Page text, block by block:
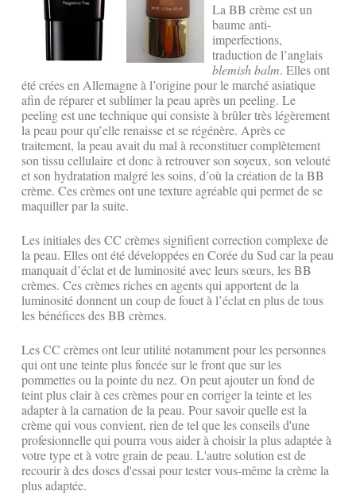
La BB crème est un
baume anti-
imperfections,
traduction de l’anglais
blemish balm. Elles ont
été crées en Allemagne à l’origine pour le marché asiatique
afin de réparer et sublimer la peau après un peeling. Le
peeling est une technique qui consiste à brûler très légèrement
la peau pour qu’elle renaisse et se régénère. Après ce
traitement, la peau avait du mal à reconstituer complètement
son tissu cellulaire et donc à retrouver son soyeux, son velouté
et son hydratation malgré les soins, d’où la création de la BB
crème. Ces crèmes ont une texture agréable qui permet de se
maquiller par la suite.
Les initiales des CC crèmes signifient correction complexe de
la peau. Elles ont été développées en Corée du Sud car la peau
manquait d’éclat et de luminosité avec leurs sœurs, les BB
crèmes. Ces crèmes riches en agents qui apportent de la
luminosité donnent un coup de fouet à l’éclat en plus de tous
les bénéfices des BB crèmes.
Les CC crèmes ont leur utilité notamment pour les personnes
qui ont une teinte plus foncée sur le front que sur les
pommettes ou la pointe du nez. On peut ajouter un fond de
teint plus clair à ces crèmes pour en corriger la teinte et les
adapter à la carnation de la peau. Pour savoir quelle est la
crème qui vous convient, rien de tel que les conseils d'une
profesionnelle qui pourra vous aider à choisir la plus adaptée à
votre type et à votre grain de peau. L'autre solution est de
recourir à des doses d'essai pour tester vous-même la crème la
plus adaptée.